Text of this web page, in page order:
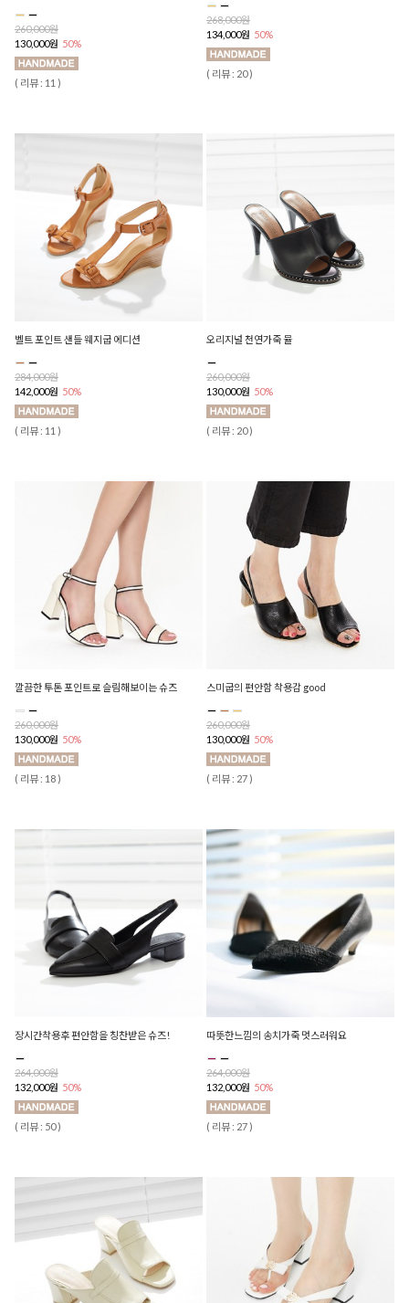
260,000원
130,000원 50%
( 리뷰 : 11 )
268,000원
134,000원 50%
( 리뷰 : 20 )
벨트 포인트 샌들 웨지굽 에디션
284,000원
142,000원 50%
( 리뷰 : 11 )
오리지널 천연가죽 뮬
260,000원
130,000원 50%
( 리뷰 : 20 )
깔끔한 투톤 포인트로 슬림해보이는 슈즈
260,000원
130,000원 50%
( 리뷰 : 18 )
스미굽의 편안함 착용감 good
260,000원
130,000원 50%
( 리뷰 : 27 )
장시간착용후 편안함을 칭찬받은 슈즈!
264,000원
132,000원 50%
( 리뷰 : 50 )
따뜻한느낌의 송치가죽 멋스러워요
264,000원
132,000원 50%
( 리뷰 : 27 )